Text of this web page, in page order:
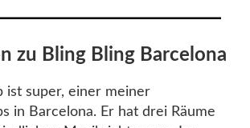
zu Bling Bling Barcelona
ist super, einer meiner
in Barcelona. Er hat drei Räume